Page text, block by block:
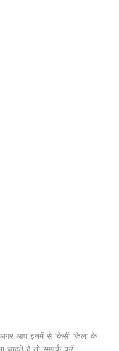
अगर आप इनमें से किसी जिला के